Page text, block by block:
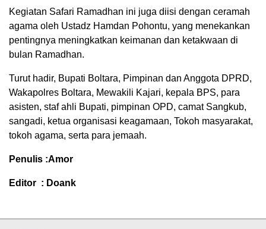
Kegiatan Safari Ramadhan ini juga diisi dengan ceramah
agama oleh Ustadz Hamdan Pohontu, yang menekankan
pentingnya meningkatkan keimanan dan ketakwaan di
bulan Ramadhan.
Turut hadir, Bupati Boltara, Pimpinan dan Anggota DPRD,
Wakapolres Boltara, Mewakili Kajari, kepala BPS, para
asisten, staf ahli Bupati, pimpinan OPD, camat Sangkub,
sangadi, ketua organisasi keagamaan, Tokoh masyarakat,
tokoh agama, serta para jemaah.
Penulis :Amor
Editor : Doank